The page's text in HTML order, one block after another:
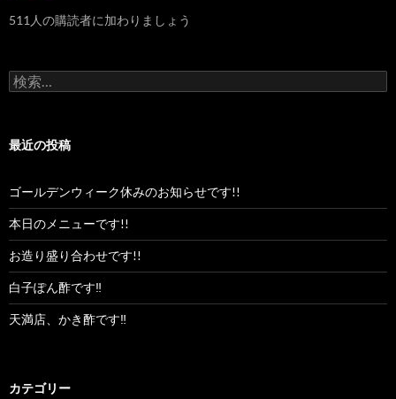
レ
511人の購読者に加わりましょう
検
索:
最近の投稿
ゴールデンウィーク休みのお知らせです!!
本日のメニューです!!
お造り盛り合わせです!!
白子ぽん酢です‼︎
天満店、かき酢です‼︎
カテゴリー